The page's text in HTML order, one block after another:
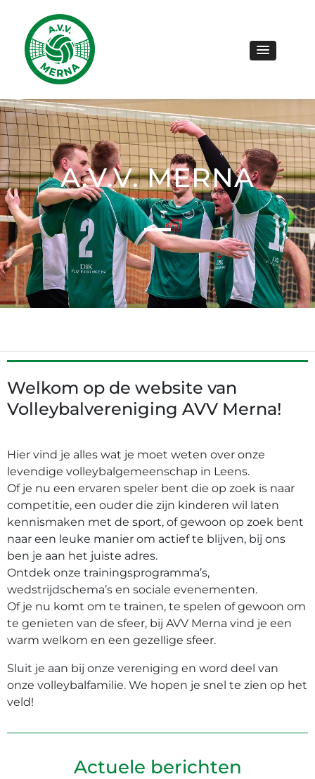
A.V.V. MERNA
Welkom op de website van
Volleybalvereniging AVV Merna!
Hier vind je alles wat je moet weten over onze
levendige volleybalgemeenschap in Leens.
Of je nu een ervaren speler bent die op zoek is naar
competitie, een ouder die zijn kinderen wil laten
kennismaken met de sport, of gewoon op zoek bent
naar een leuke manier om actief te blijven, bij ons
ben je aan het juiste adres.
Ontdek onze trainingsprogramma’s,
wedstrijdschema’s en sociale evenementen.
Of je nu komt om te trainen, te spelen of gewoon om
te genieten van de sfeer, bij AVV Merna vind je een
warm welkom en een gezellige sfeer.
Sluit je aan bij onze vereniging en word deel van
onze volleybalfamilie. We hopen je snel te zien op het
veld!
Actuele berichten